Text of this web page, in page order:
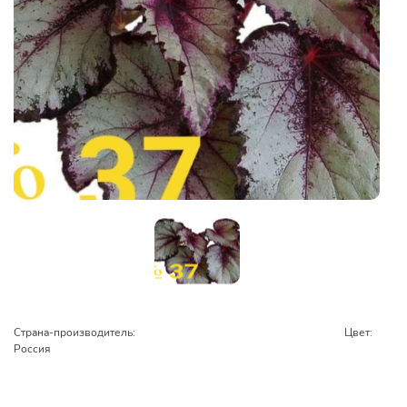
Страна-производитель:
Россия
Цвет: